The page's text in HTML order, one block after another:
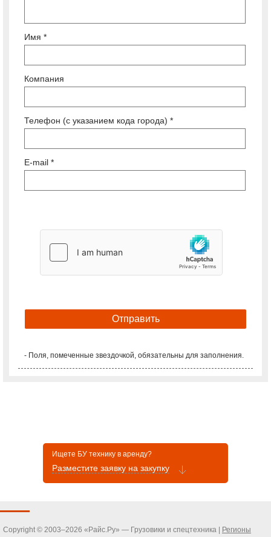
Имя *
Компания
Телефон (с указанием кода города) *
E-mail *
- Поля, помеченные звездочкой, обязательны для заполнения.
Ищете БУ технику в аренду?
Разместите заявку на закупку
Copyright © 2003–2026 «Райс.Ру» — Грузовики и спецтехника | Регионы